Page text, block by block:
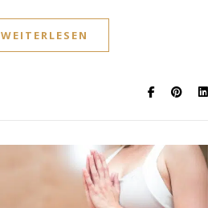
WEITERLESEN